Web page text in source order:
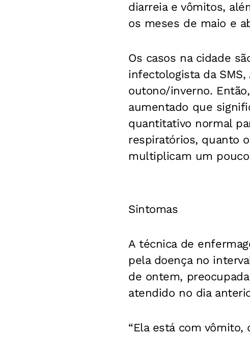
diarreia e vômitos,
os meses de maio e
Os casos na cidade
infectologista da
outono/inverno.
aumentado que
quantitativo normal
respiratórios, quanto
multiplicam um pouco
Sintomas
A técnica de
pela doença no
de ontem,
atendido no dia
“Ela está com